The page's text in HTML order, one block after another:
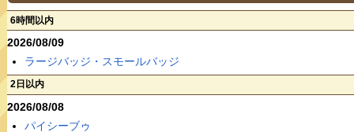
6時間以内
2026/08/09
ラージバッジ・スモールバッジ
2日以内
2026/08/08
パイシーブゥ